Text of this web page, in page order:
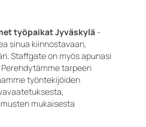
työpaikat Jyväskylä -
sinua kiinnostavaan,
Staffgate on myös apunasi
tarpeen
työntekijöiden
mukaisesta